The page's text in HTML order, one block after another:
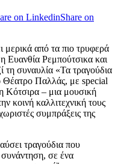
on LinkedinShare on
μερικά από τα πιο τρυφερά
Ευανθία Ρεμπούτσικα και
τη συναυλία «Τα τραγούδια
Θέατρο Παλλάς, με special
Κότσιρα – μια μουσική
κοινή καλλιτεχνική τους
συμπράξεις της
τραγούδια που
σε ένα